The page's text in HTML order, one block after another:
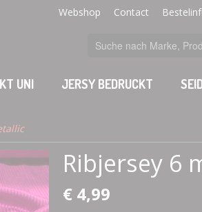
Webshop Contact
UNI JERSY BEDRUCKT
Ribjersey 6
€ 4,99